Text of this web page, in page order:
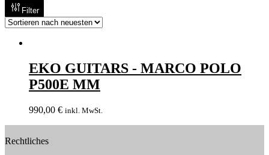
Filter
EKO GUITARS - MARCO POLO
P500E MM
990,00 € inkl. MwSt.
Rechtliches